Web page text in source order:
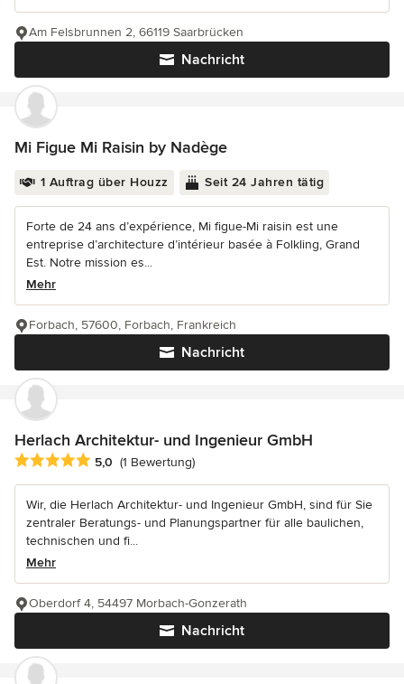
Nachricht
Am Felsbrunnen 2, 66119 Saarbrücken
Mi Figue Mi Raisin by Nadège
1 Auftrag über Houzz Seit 24 Jahren tätig
Forte de 24 ans d’expérience, Mi figue-Mi raisin est une
entreprise d’architecture d’intérieur basée à Folkling, Grand
Est. Notre mission es...
Mehr
Nachricht
Forbach, 57600, Forbach, Frankreich
Herlach Architektur- und Ingenieur GmbH
Durchschnittliche Bewertung: 5 von 5 Sternen
5,0 (1 Bewertung)
Wir, die Herlach Architektur- und Ingenieur GmbH, sind für Sie
zentraler Beratungs- und Planungspartner für alle baulichen,
technischen und fi...
Mehr
Nachricht
Oberdorf 4, 54497 Morbach-Gonzerath